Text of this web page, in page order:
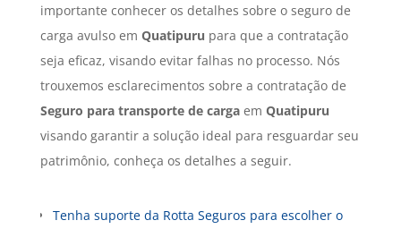
importante conhecer os detalhes sobre o seguro de
carga avulso em Quatipuru para que a contratação
seja eficaz, visando evitar falhas no processo. Nós
trouxemos esclarecimentos sobre a contratação de
Seguro para transporte de cargaem Quatipuru
visando garantir a solução ideal para resguardar seu
patrimônio, conheça os detalhes a seguir.
Tenha suporte da Rotta Seguros para escolher o